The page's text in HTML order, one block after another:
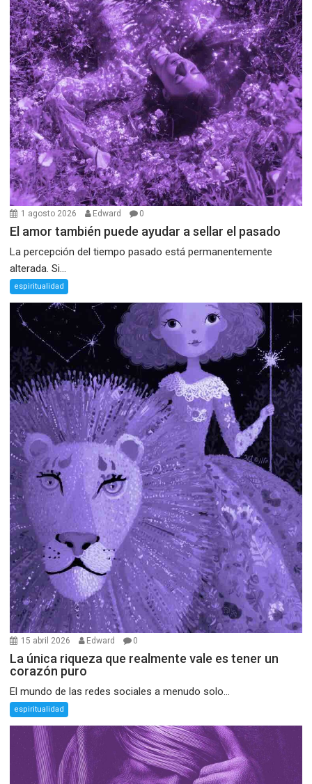
1 agosto 2026 Edward 0
El amor también puede ayudar a sellar el pasado
La percepción del tiempo pasado está permanentemente
alterada. Si...
espiritualidad
15 abril 2026 Edward 0
La única riqueza que realmente vale es tener un
corazón puro
El mundo de las redes sociales a menudo solo...
espiritualidad